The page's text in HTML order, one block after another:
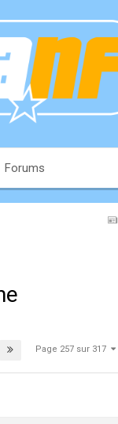
Forums
Page 257 sur 317